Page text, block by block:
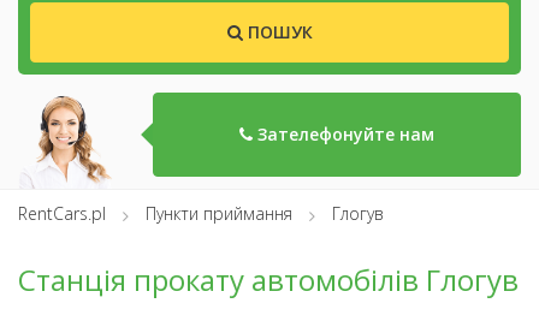
ПОШУК
Зателефонуйте нам
RentCars.pl Пункти приймання Глогув
Станція прокату автомобілів Глогув